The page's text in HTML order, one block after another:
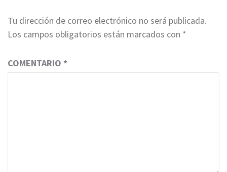
Tu dirección de correo electrónico no será publicada.
Los campos obligatorios están marcados con *
COMENTARIO *